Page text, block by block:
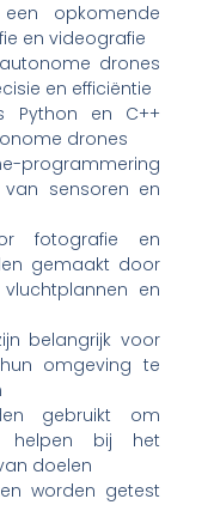
opkomende
en videografie
drones
en efficiëntie
Python en C++
drones
programmering
sensoren en
fotografie en
gemaakt door
en
belangrijk voor
omgeving te
gebruikt om
helpen bij het
doelen
worden getest